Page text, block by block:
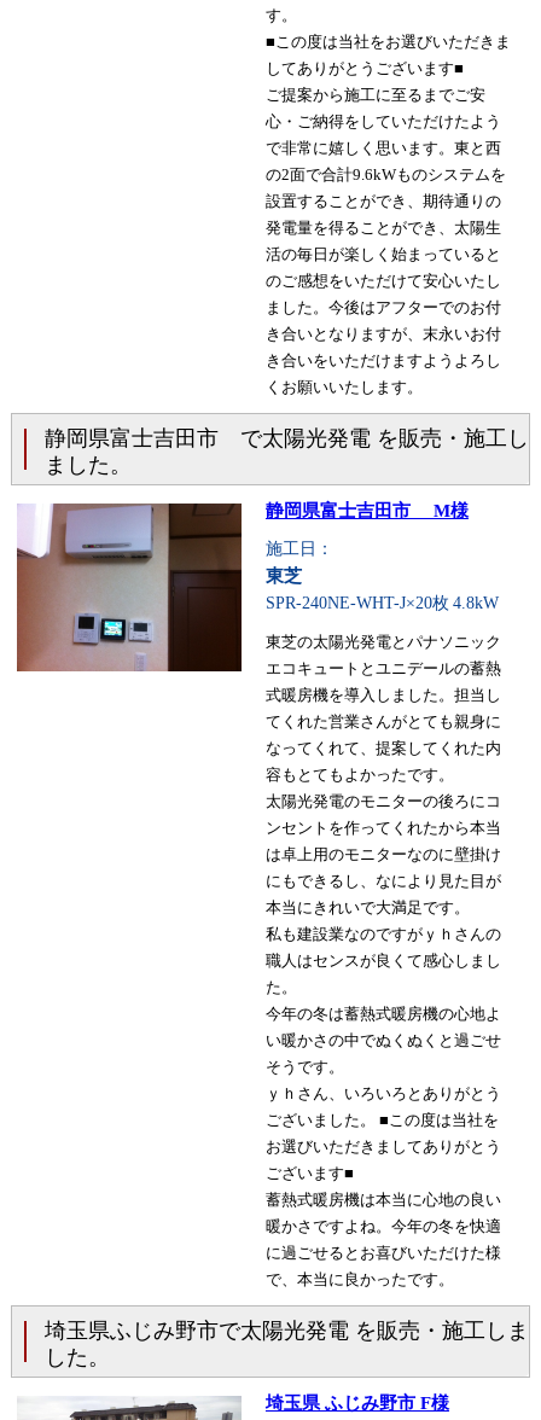
す。
■この度は当社をお選びいただきま
してありがとうございます■
ご提案から施工に至るまでご安
心・ご納得をしていただけたよう
で非常に嬉しく思います。東と西
の2面で合計9.6kWものシステムを
設置することができ、期待通りの
発電量を得ることができ、太陽生
活の毎日が楽しく始まっていると
のご感想をいただけて安心いたし
ました。今後はアフターでのお付
き合いとなりますが、末永いお付
き合いをいただけますようよろし
くお願いいたします。
静岡県富士吉田市 で太陽光発電 を販売・施工し
ました。
静岡県富士吉田市 M様
施工日：
東芝
SPR-240NE-WHT-J×20枚 4.8kW
東芝の太陽光発電とパナソニック
エコキュートとユニデールの蓄熱
式暖房機を導入しました。担当し
てくれた営業さんがとても親身に
なってくれて、提案してくれた内
容もとてもよかったです。
太陽光発電のモニターの後ろにコ
ンセントを作ってくれたから本当
は卓上用のモニターなのに壁掛け
にもできるし、なにより見た目が
本当にきれいで大満足です。
私も建設業なのですがｙｈさんの
職人はセンスが良くて感心しまし
た。
今年の冬は蓄熱式暖房機の心地よ
い暖かさの中でぬくぬくと過ごせ
そうです。
ｙｈさん、いろいろとありがとう
ございました。 ■この度は当社を
お選びいただきましてありがとう
ございます■
蓄熱式暖房機は本当に心地の良い
暖かさですよね。今年の冬を快適
に過ごせるとお喜びいただけた様
で、本当に良かったです。
埼玉県ふじみ野市で太陽光発電 を販売・施工しま
した。
埼玉県 ふじみ野市 F様